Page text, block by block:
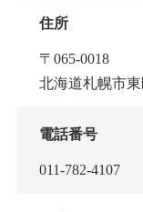
住所
〒065-0018
北海道札幌市
電話番号
011-782-4107